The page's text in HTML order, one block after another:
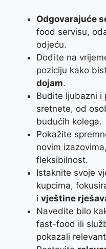
Odgovarajuće
food servisu,
odjeću.
Dođite na
poziciju kako
dojam.
Budite ljubazni i
sretnete, od
budućih kolega.
Pokažite
novim
fleksibilnost.
Istaknite svoje
kupcima,
i vještine
Navedite bilo
fast-food ili
pokazali